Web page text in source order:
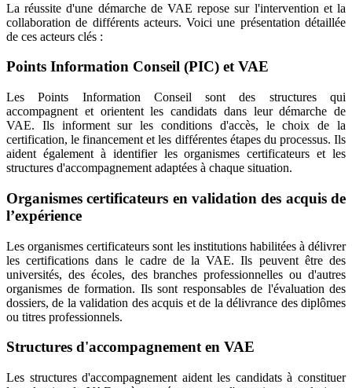
La réussite d'une démarche de VAE repose sur l'intervention et la
collaboration de différents acteurs. Voici une présentation détaillée
de ces acteurs clés :
Points Information Conseil (PIC) et VAE
Les Points Information Conseil sont des structures qui
accompagnent et orientent les candidats dans leur démarche de
VAE. Ils informent sur les conditions d'accès, le choix de la
certification, le financement et les différentes étapes du processus. Ils
aident également à identifier les organismes certificateurs et les
structures d'accompagnement adaptées à chaque situation.
Organismes certificateurs en validation des acquis de
l’expérience
Les organismes certificateurs sont les institutions habilitées à délivrer
les certifications dans le cadre de la VAE. Ils peuvent être des
universités, des écoles, des branches professionnelles ou d'autres
organismes de formation. Ils sont responsables de l'évaluation des
dossiers, de la validation des acquis et de la délivrance des diplômes
ou titres professionnels.
Structures d'accompagnement en VAE
Les structures d'accompagnement aident les candidats à constituer